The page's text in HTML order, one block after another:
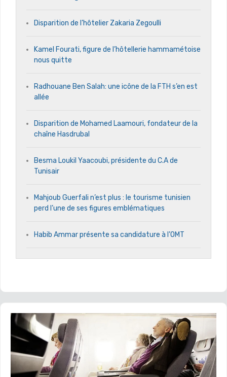
Disparition de l’hôtelier Zakaria Zegoulli
Kamel Fourati, figure de l’hôtellerie hammamétoise
nous quitte
Radhouane Ben Salah: une icône de la FTH s’en est
allée
Disparition de Mohamed Laamouri, fondateur de la
chaîne Hasdrubal
Besma Loukil Yaacoubi, présidente du C.A de
Tunisair
Mahjoub Guerfali n’est plus : le tourisme tunisien
perd l’une de ses figures emblématiques
Habib Ammar présente sa candidature à l’OMT